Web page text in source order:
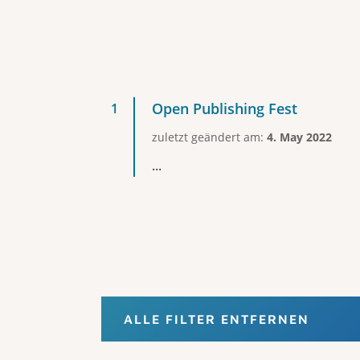
Open Publishing Fest
zuletzt geändert am: 4. May 2022
...
ALLE FILTER ENTFERNEN